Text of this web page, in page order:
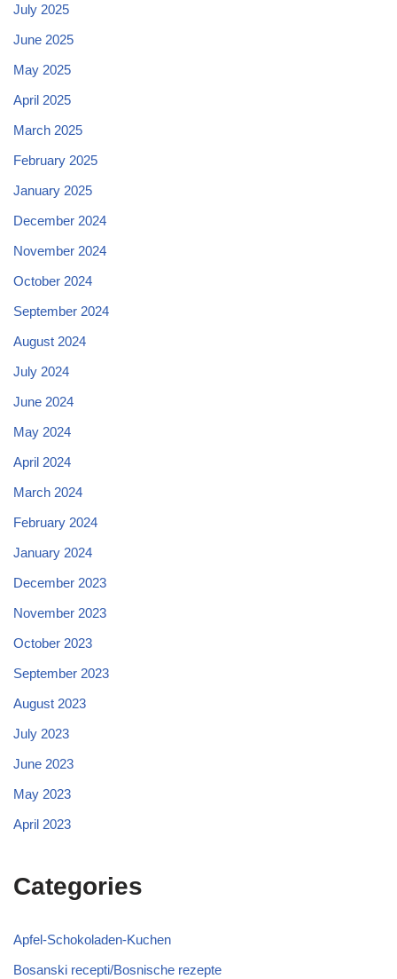
July 2025
June 2025
May 2025
April 2025
March 2025
February 2025
January 2025
December 2024
November 2024
October 2024
September 2024
August 2024
July 2024
June 2024
May 2024
April 2024
March 2024
February 2024
January 2024
December 2023
November 2023
October 2023
September 2023
August 2023
July 2023
June 2023
May 2023
April 2023
Categories
Apfel-Schokoladen-Kuchen
Bosanski recepti/Bosnische rezepte